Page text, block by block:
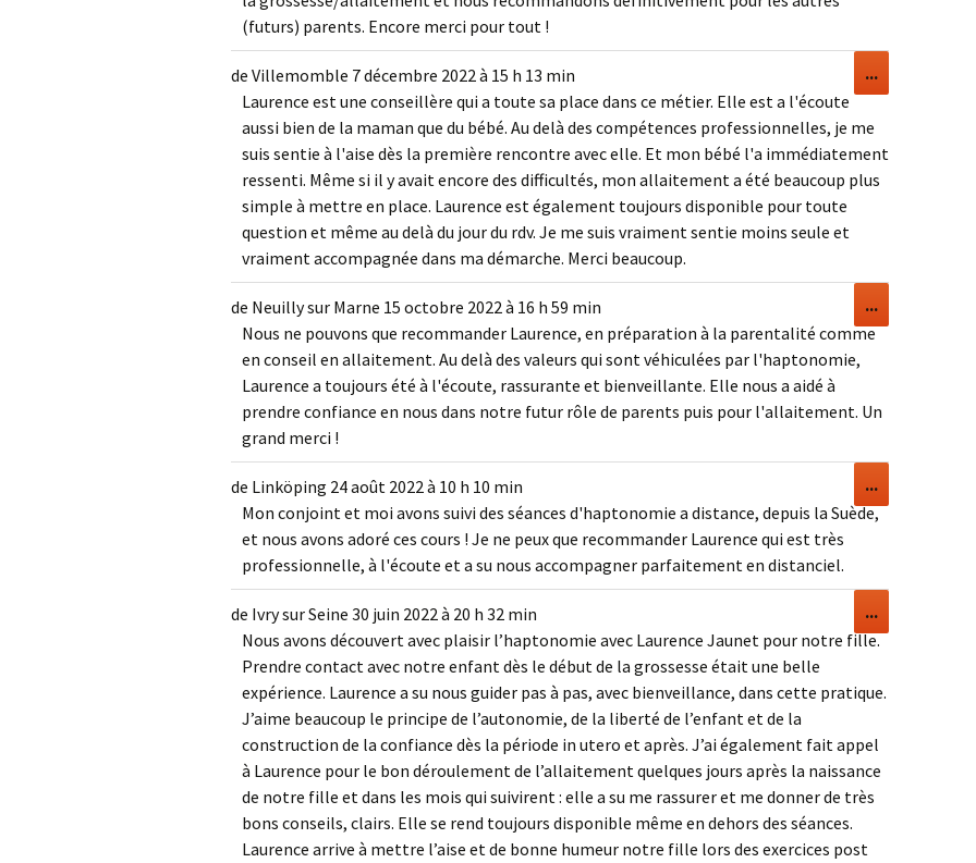
(futurs) parents. Encore merci pour tout !
de Villemomble 7 décembre 2022à 15 h 13 min
Laurence est une conseillère qui a toute sa place dans ce métier. Elle est a l'écoute
aussi bien de la maman que du bébé. Au delà des compétences professionnelles, je me
suis sentie à l'aise dès la première rencontre avec elle. Et mon bébé l'a immédiatement
ressenti. Même si il y avait encore des difficultés, mon allaitement a été beaucoup plus
simple à mettre en place. Laurence est également toujours disponible pour toute
question et même au delà du jour du rdv. Je me suis vraiment sentie moins seule et
vraiment accompagnée dans ma démarche. Merci beaucoup.
...Ouvrir/Fermer
cette
de Neuilly sur Marne 15 octobre 2022à 16 h 59 min
Nous ne pouvons que recommander Laurence, en préparation à la parentalité comme
en conseil en allaitement. Au delà des valeurs qui sont véhiculées par l'haptonomie,
Laurence a toujours été à l'écoute, rassurante et bienveillante. Elle nous a aidé à
prendre confiance en nous dans notre futur rôle de parents puis pour l'allaitement. Un
grand merci !
...Ouvrir/Fermer
cette
de Linköping 24 août 2022à 10 h 10 min
Mon conjoint et moi avons suivi des séances d'haptonomie a distance, depuis la Suède,
et nous avons adoré ces cours ! Je ne peux que recommander Laurence qui est très
professionnelle, à l'écoute et a su nous accompagner parfaitement en distanciel.
...Ouvrir/Fermer
cette
boîte
de Ivry sur Seine 30 juin 2022à 20 h 32 min
Nous avons découvert avec plaisir l’haptonomie avec Laurence Jaunet pour notre fille.
Prendre contact avec notre enfant dès le début de la grossesse était une belle
expérience. Laurence a su nous guider pas à pas, avec bienveillance, dans cette pratique.
J’aime beaucoup le principe de l’autonomie, de la liberté de l’enfant et de la
construction de la confiance dès la période in utero et après. J’ai également fait appel
à Laurence pour le bon déroulement de l’allaitement quelques jours après la naissance
de notre fille et dans les mois qui suivirent : elle a su me rassurer et me donner de très
bons conseils, clairs. Elle se rend toujours disponible même en dehors des séances.
Laurence arrive à mettre l’aise et de bonne humeur notre fille lors des exercices post
...Ouvrir/Fermer
cette